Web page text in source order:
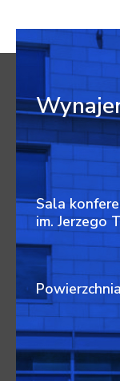
Sala
im. Jerzego